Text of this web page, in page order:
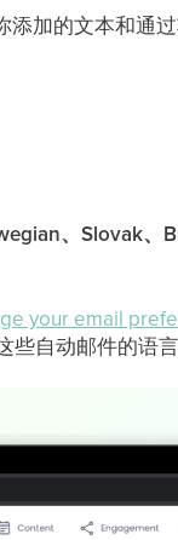
添加的文本和通
、Slovak、
your email
自动邮件的语言